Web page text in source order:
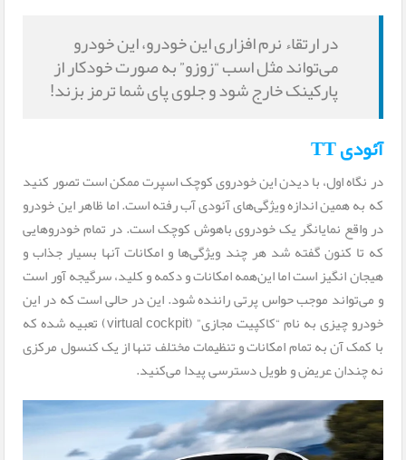
در ارتقاء نرم افزاری این خودرو، این خودرو
می‌تواند مثل اسب “زوزو” به صورت خودکار از
پارکینک خارج شود و جلوی پای شما ترمز بزند!
آئودی TT
در نگاه اول، با دیدن این خودروی کوچک اسپرت ممکن است تصور کنید
که به همین اندازه ویژگی‌های آئودی آب رفته است. اما ظاهر این خودرو
در واقع نمایانگر یک خودروی باهوش کوچک است. در تمام خودروهایی
که تا کنون گفته شد هر چند ویژگی‌ها و امکانات آنها بسیار جذاب و
هیجان انگیز است اما این‌همه امکانات و دکمه و کلید، سرگیجه آور است
و می‌تواند موجب حواس پرتی راننده شود. این در حالی است که در این
خودرو چیزی به نام “کاکپیت مجازی” (virtual cockpit) تعبیه شده که
با کمک آن به تمام امکانات و تنظیمات مختلف تنها از یک کنسول مرکزی
نه چندان عریض و طویل دسترسی پیدا می‌کنید.